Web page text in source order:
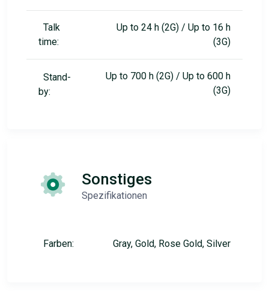
Talk
time:
Up to 24 h (2G) / Up to 16 h
(3G)
Stand-
by:
Up to 700 h (2G) / Up to 600 h
(3G)
Sonstiges
Spezifikationen
Farben: Gray, Gold, Rose Gold, Silver